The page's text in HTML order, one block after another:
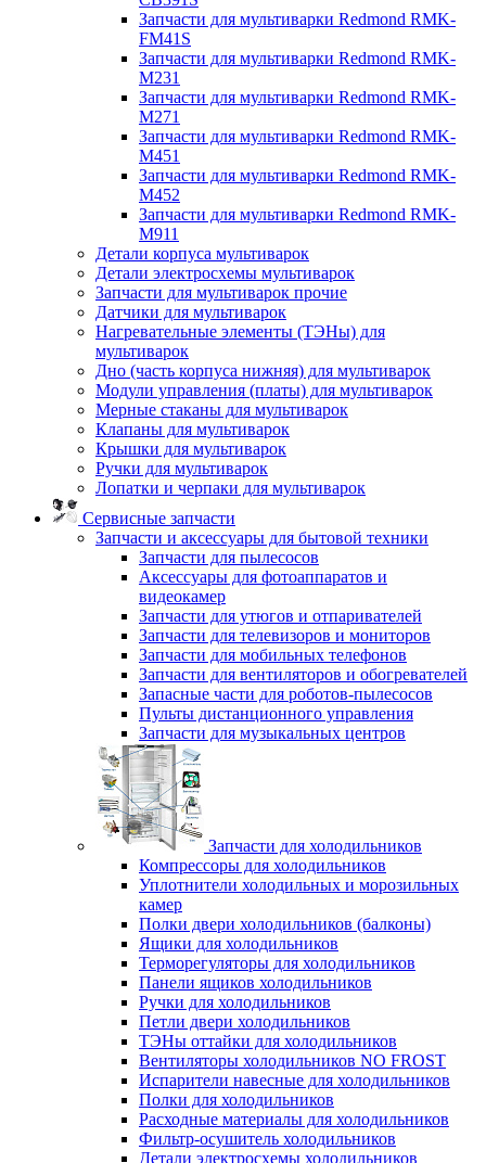
Запчасти для мультиварки Redmond RMK-
FM41S
Запчасти для мультиварки Redmond RMK-
M231
Запчасти для мультиварки Redmond RMK-
M271
Запчасти для мультиварки Redmond RMK-
M451
Запчасти для мультиварки Redmond RMK-
M452
Запчасти для мультиварки Redmond RMK-
M911
Детали корпуса мультиварок
Детали электросхемы мультиварок
Запчасти для мультиварок прочие
Датчики для мультиварок
Нагревательные элементы (ТЭНы) для
мультиварок
Дно (часть корпуса нижняя) для мультиварок
Модули управления (платы) для мультиварок
Мерные стаканы для мультиварок
Клапаны для мультиварок
Крышки для мультиварок
Ручки для мультиварок
Лопатки и черпаки для мультиварок
Сервисные запчасти
Запчасти и аксессуары для бытовой техники
Запчасти для пылесосов
Аксессуары для фотоаппаратов и
видеокамер
Запчасти для утюгов и отпаривателей
Запчасти для телевизоров и мониторов
Запчасти для мобильных телефонов
Запчасти для вентиляторов и обогревателей
Запасные части для роботов-пылесосов
Пульты дистанционного управления
Запчасти для музыкальных центров
Запчасти для холодильников
Компрессоры для холодильников
Уплотнители холодильных и морозильных
камер
Полки двери холодильников (балконы)
Ящики для холодильников
Терморегуляторы для холодильников
Панели ящиков холодильников
Ручки для холодильников
Петли двери холодильников
ТЭНы оттайки для холодильников
Вентиляторы холодильников NO FROST
Испарители навесные для холодильников
Полки для холодильников
Расходные материалы для холодильников
Фильтр-осушитель холодильников
Детали электросхемы холодильников